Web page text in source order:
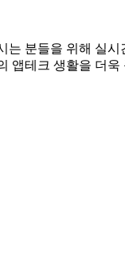
분들을 위해 실
앱테크 생활을 더